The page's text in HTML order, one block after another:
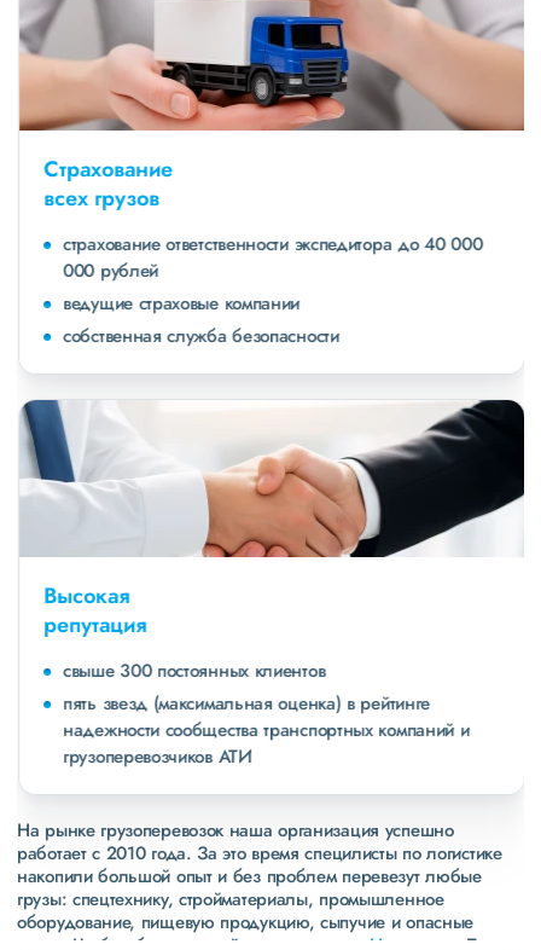
Страхование
всех грузов
страхование ответственности экспедитора до 40 000
000 рублей
ведущие страховые компании
собственная служба безопасности
Высокая
репутация
свыше 300 постоянных клиентов
пять звезд (максимальная оценка) в рейтинге
надежности сообщества транспортных компаний и
грузоперевозчиков АТИ
На рынке грузоперевозок наша организация успешно
работает с 2010 года. За это время специлисты по логистике
накопили большой опыт и без проблем перевезут любые
грузы: спецтехнику, стройматериалы, промышленное
оборудование, пищевую продукцию, сыпучие и опасные